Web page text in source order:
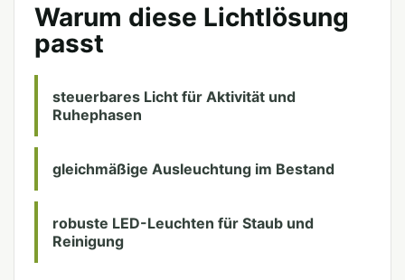
Warum diese Lichtlösung
passt
steuerbares Licht für Aktivität und
Ruhephasen
gleichmäßige Ausleuchtung im Bestand
robuste LED-Leuchten für Staub und
Reinigung